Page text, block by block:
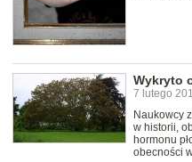
Wykryto
7 lutego
Naukowcy
w historii,
hormonu
obecności